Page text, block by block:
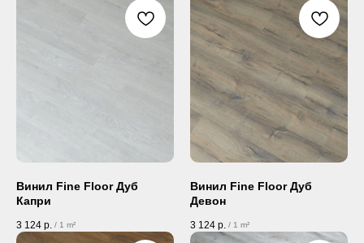
Винил Fine Floor Дуб
Капри
3 124 р. / 1 m²
Винил Fine Floor Дуб
Девон
3 124 р. / 1 m²